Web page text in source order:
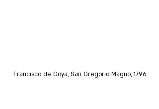
Francisco de Goya, San Gregorio Magno, 1796